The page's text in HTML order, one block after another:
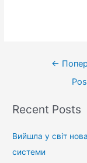
←
Recent Posts
Вийшла у світ
системи